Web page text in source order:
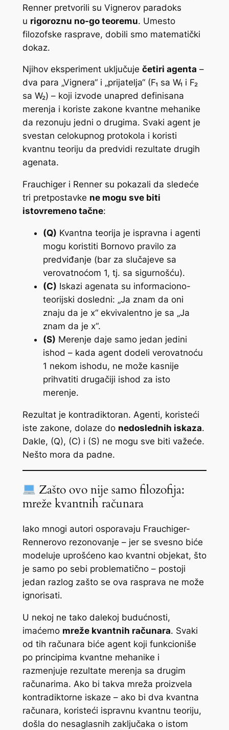
Renner pretvorili su Vignerov paradoks
u rigoroznu no-go teoremu. Umesto
filozofske rasprave, dobili smo matematički
dokaz.
Njihov eksperiment uključuje četiri agenta –
dva para „Vignera“ i „prijatelja“ (F₁ sa W₁ i F₂
sa W₂) – koji izvode unapred definisana
merenja i koriste zakone kvantne mehanike
da rezonuju jedni o drugima. Svaki agent je
svestan celokupnog protokola i koristi
kvantnu teoriju da predvidi rezultate drugih
agenata.
Frauchiger i Renner su pokazali da sledeće
tri pretpostavke ne mogu sve biti
istovremeno tačne:
(Q) Kvantna teorija je ispravna i agenti
mogu koristiti Bornovo pravilo za
predviđanje (bar za slučajeve sa
verovatnoćom 1, tj. sa sigurnošću).
(C) Iskazi agenata su informaciono-
teorijski dosledni: „Ja znam da oni
znaju da je x“ ekvivalentno je sa „Ja
znam da je x“.
(S) Merenje daje samo jedan jedini
ishod – kada agent dodeli verovatnoću
1 nekom ishodu, ne može kasnije
prihvatiti drugačiji ishod za isto
merenje.
Rezultat je kontradiktoran. Agenti, koristeći
iste zakone, dolaze do nedoslednih iskaza.
Dakle, (Q), (C) i (S) ne mogu sve biti važeće.
Nešto mora da padne.
Zašto ovo nije samo filozofija:
mreže kvantnih računara
Iako mnogi autori osporavaju Frauchiger-
Rennerovo rezonovanje – jer se svesno biće
modeluje uprošćeno kao kvantni objekat, što
je samo po sebi problematično – postoji
jedan razlog zašto se ova rasprava ne može
ignorisati.
U nekoj ne tako dalekoj budućnosti,
imaćemo mreže kvantnih računara. Svaki
od tih računara biće agent koji funkcioniše
po principima kvantne mehanike i
razmenjuje rezultate merenja sa drugim
računarima. Ako bi takva mreža proizvela
kontradiktorne iskaze – ako bi dva kvantna
računara, koristeći ispravnu kvantnu teoriju,
došla do nesaglasnih zaključaka o istom